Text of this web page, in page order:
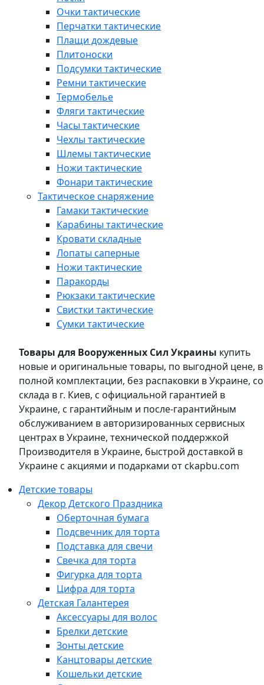
Очки тактические
Перчатки тактические
Плащи дождевые
Плитоноски
Подсумки тактические
Ремни тактические
Термобелье
Фляги тактические
Часы тактические
Чехлы тактические
Шлемы тактические
Ножи тактические
Фонари тактические
Тактическое снаряжение
Гамаки тактические
Карабины тактические
Кровати складные
Лопаты саперные
Ножи тактические
Паракорды
Рюкзаки тактические
Свистки тактические
Сумки тактические
Товары для Вооруженных Сил Украины купить
новые и оригинальные товары, по выгодной цене, в
полной комплектации, без распаковки в Украине, со
склада в г. Киев, с официальной гарантией в
Украине, с гарантийным и после-гарантийным
обслуживанием в авторизированных сервисных
центрах в Украине, технической поддержкой
Производителя в Украине, быстрой доставкой в
Украине с акциями и подарками от ckapbu.com
Детские товары
Декор Детского Праздника
Оберточная бумага
Подсвечник для торта
Подставка для свечи
Свечка для торта
Фигурка для торта
Цифра для торта
Детская Галантерея
Аксессуары для волос
Брелки детские
Зонты детские
Канцтовары детские
Кошельки детские